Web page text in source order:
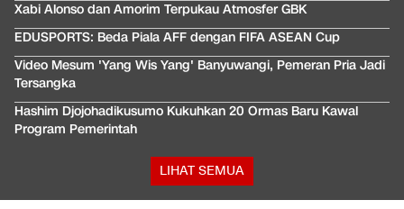
Xabi Alonso dan Amorim Terpukau Atmosfer GBK
EDUSPORTS: Beda Piala AFF dengan FIFA ASEAN Cup
Video Mesum 'Yang Wis Yang' Banyuwangi, Pemeran Pria Jadi
Tersangka
Hashim Djojohadikusumo Kukuhkan 20 Ormas Baru Kawal
Program Pemerintah
LIHAT SEMUA